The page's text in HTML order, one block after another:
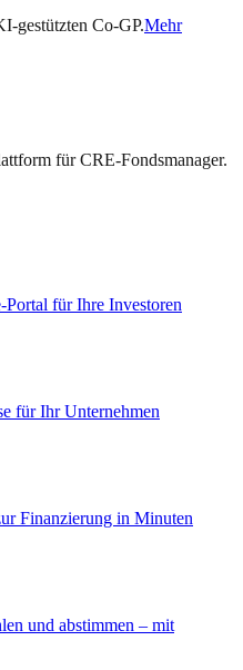
gestützten Co-GP.Mehr
für CRE-Fondsmanager.
Portal für Ihre Investoren
für Ihr Unternehmen
Finanzierung in Minuten
und abstimmen – mit